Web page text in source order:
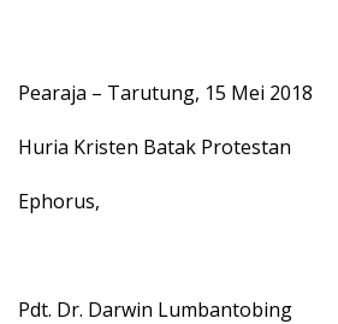
Pearaja – Tarutung, 15 Mei 2018
Huria Kristen Batak Protestan
Ephorus,
Pdt. Dr. Darwin Lumbantobing